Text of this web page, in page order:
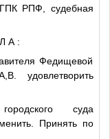
ГПК РПФ, судебная
А :
Федищевой
удовлетворить
суда
Принять по